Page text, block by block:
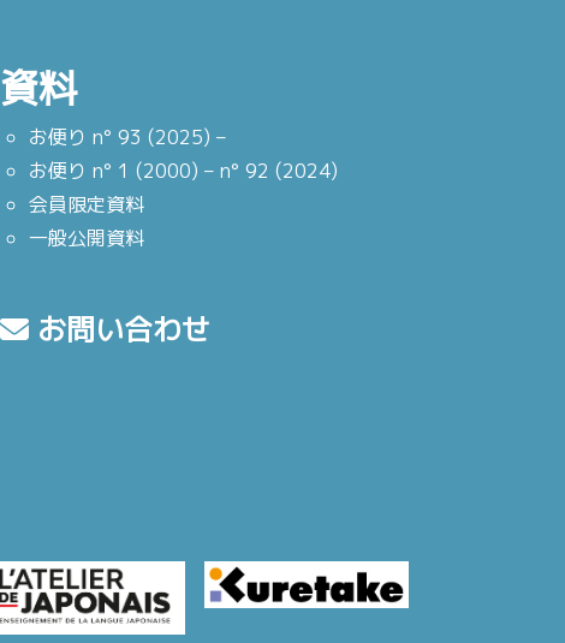
資料
お便り n° 93 (2025) –
お便り n° 1 (2000) – n° 92 (2024)
会員限定資料
一般公開資料
お問い合わせ